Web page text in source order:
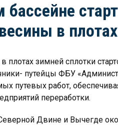
в плотах
зимней сплотки
путейцы ФБУ
путевых работ,
переработки.
Двине и Вычегде